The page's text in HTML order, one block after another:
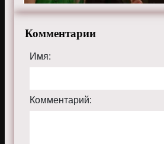
Комментарии
Имя:
Комментарий: